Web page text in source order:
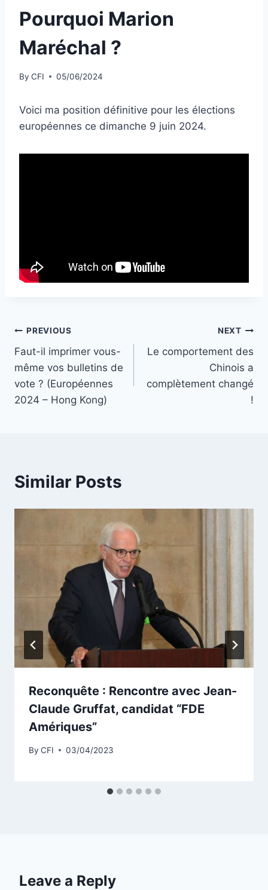
Pourquoi Marion
Maréchal ?
By CFI 05/06/2024
Voici ma position définitive pour les élections
européennes ce dimanche 9 juin 2024.
Post
navigation
PREVIOUS
Faut-il imprimer vous-
même vos bulletins de
vote ? (Européennes
2024 – Hong Kong)
NEXT
Le comportement des
Chinois a
complètement changé
!
Similar Posts
Reconquête : Rencontre avec Jean-
Claude Gruffat, candidat “FDE
Amériques”
By CFI 03/04/2023
Leave a Reply